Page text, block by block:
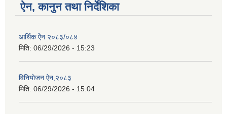
ऐन, कानुन तथा निर्देशिका
आर्थिक ऐेन २०८३/०८४
मिति: 06/29/2026 - 15:23
विनियोजन ऐन,२०८३
मिति: 06/29/2026 - 15:04